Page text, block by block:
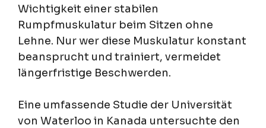
Wichtigkeit einer stabilen
Rumpfmuskulatur beim Sitzen ohne
Lehne. Nur wer diese Muskulatur konstant
beansprucht und trainiert, vermeidet
längerfristige Beschwerden.
Eine umfassende Studie der Universität
von Waterloo in Kanada untersuchte den